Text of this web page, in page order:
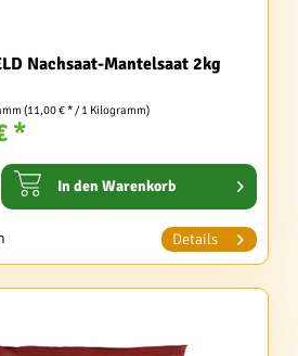
Nachsaat-Mantelsaat 2kg
(11,00 € * / 1 Kilogramm)
*
In den Warenkorb
Details